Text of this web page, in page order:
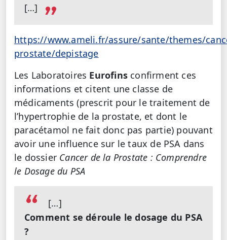
[…]
https://www.ameli.fr/assure/sante/themes/
prostate/depistage
Les Laboratoires Eurofins confirment ces
informations et citent une classe de
médicaments (prescrit pour le traitement de
l’hypertrophie de la prostate, et dont le
paracétamol ne fait donc pas partie) pouvant
avoir une influence sur le taux de PSA dans
le dossier Cancer de la Prostate : Comprendre
le Dosage du PSA
[…]
Comment se déroule le dosage du PSA
?